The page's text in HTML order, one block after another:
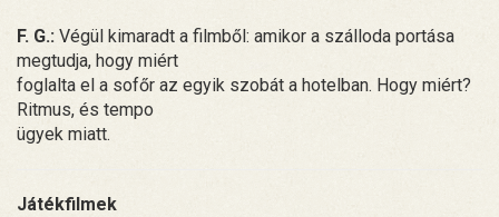
F. G.: Végül kimaradt a filmből: amikor a szálloda portása
megtudja, hogy miért
foglalta el a sofőr az egyik szobát a hotelban. Hogy miért?
Ritmus, és tempo
ügyek miatt.
Játékfilmek